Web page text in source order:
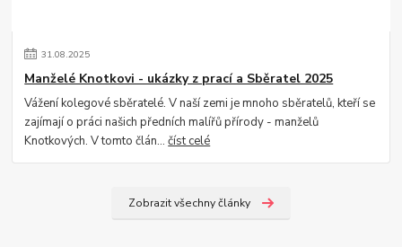
31.08.2025
Manželé Knotkovi - ukázky z prací a Sběratel 2025
Vážení kolegové sběratelé. V naší zemi je mnoho sběratelů, kteří se
zajímají o práci našich předních malířů přírody - manželů
Knotkových. V tomto člán...číst celé
Zobrazit všechny články